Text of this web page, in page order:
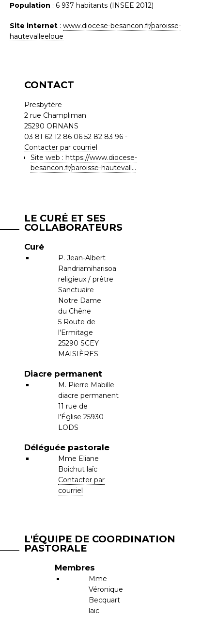
Population : 6 937 habitants (INSEE 2012)
Site internet : www.diocese-besancon.fr/paroisse-
hautevalleeloue
CONTACT
Presbytère
2 rue Champliman
25290 ORNANS
03 81 62 12 86 06 52 82 83 96
Contacter par courriel
Site web : https://www.diocese-
besancon.fr/paroisse-hautevall...
LE CURÉ ET SES
COLLABORATEURS
Curé
P. Jean-Albert
Randriamiharisoa
religieux / prêtre
Sanctuaire
Notre Dame
du Chêne
5 Route de
l'Ermitage
25290 SCEY
MAISIÈRES
Diacre permanent
M. Pierre Mabille
diacre permanent
11 rue de
l'Église 25930
LODS
Déléguée pastorale
Mme Eliane
Boichut laïc
Contacter par
courriel
L'ÉQUIPE DE COORDINATION
PASTORALE
Membres
Mme
Véronique
Becquart
laïc